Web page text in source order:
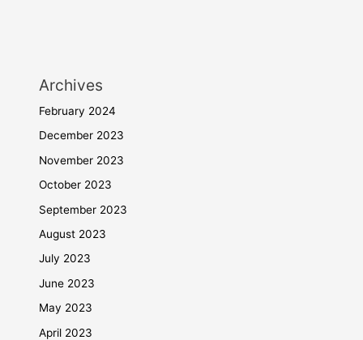
Archives
February 2024
December 2023
November 2023
October 2023
September 2023
August 2023
July 2023
June 2023
May 2023
April 2023